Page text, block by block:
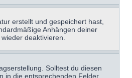
erstellt und gespeichert hast,
Anhängen deiner
deaktivieren.
Solltest du diesen
in die entsprechenden Felder